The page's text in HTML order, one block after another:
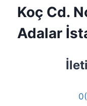
Koç Cd.
Adalar